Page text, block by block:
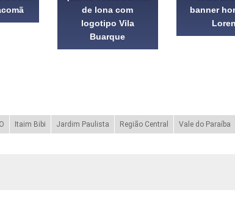
de lona com
logotipo Vila
Buarque
banner
Itaim Bibi Jardim Paulista Região Central Vale do Paraíba